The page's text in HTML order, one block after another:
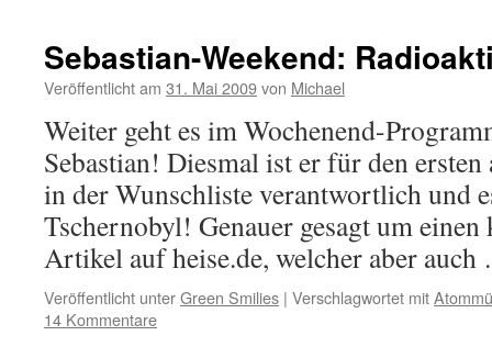
Sebastian-Weekend:
Veröffentlicht am 31. Mai 2009von Michael
Weiter geht es im Wochenend-
Sebastian! Diesmal ist er für den
in der Wunschliste verantwortlich und
Tschernobyl! Genauer gesagt um einen
Artikel auf heise.de, welcher aber
Veröffentlicht unterGreen Smilies | Verschlagwortet mit
14 Kommentare